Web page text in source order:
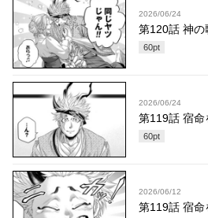
2026/06/24
第120話 神の
60pt
2026/06/24
第119話 宿命
60pt
2026/06/12
第119話 宿命